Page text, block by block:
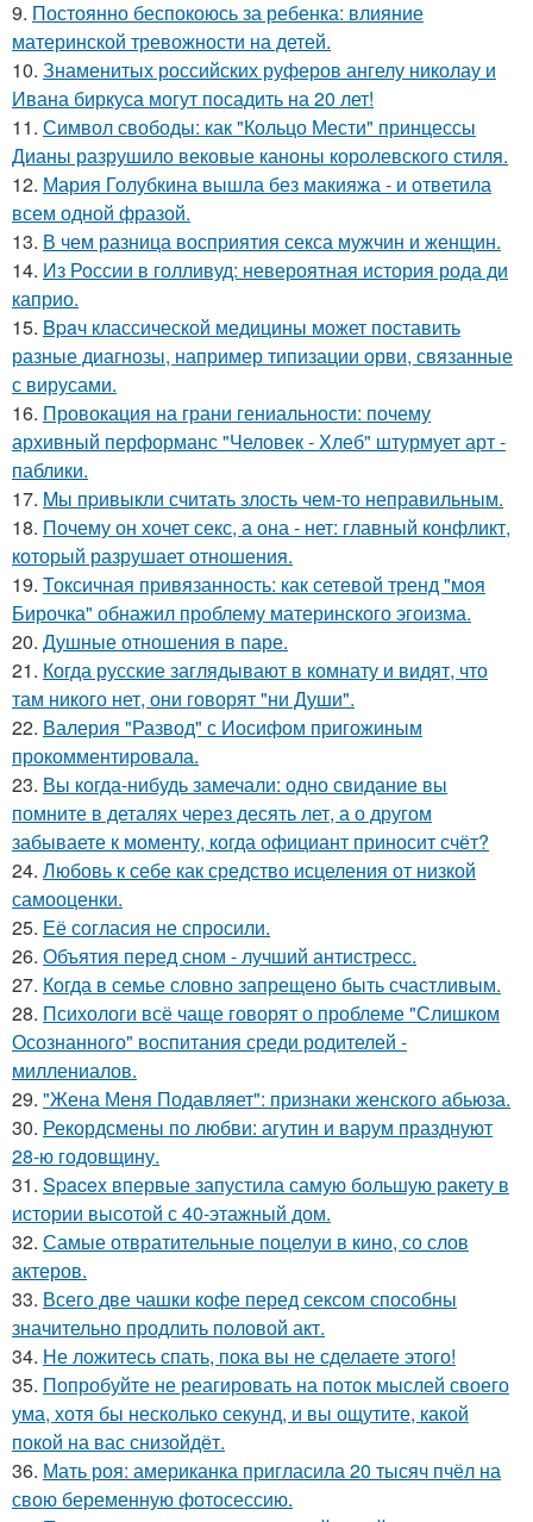
9. Постоянно беспокоюсь за ребенка: влияние
материнской тревожности на детей.
10. Знаменитых российских руферов ангелу николау и
Ивана биркуса могут посадить на 20 лет!
11. Символ свободы: как "Кольцо Мести" принцессы
Дианы разрушило вековые каноны королевского стиля.
12. Мария Голубкина вышла без макияжа - и ответила
всем одной фразой.
13. В чем разница восприятия секса мужчин и женщин.
14. Из России в голливуд: невероятная история рода ди
каприо.
15. Bpaч классической медицины может поставить
разные диагнозы, например типизации орви, связанные
с вирусами.
16. Провокация на грани гениальности: почему
архивный перформанс "Человек - Хлеб" штурмует арт -
паблики.
17. Mы пpивыкли считать злость чем-то неправильным.
18. Почему он хочет секс, а она - нет: главный конфликт,
который разрушает отношения.
19. Токсичная привязанность: как сетевой тренд "моя
Бирочка" обнажил проблему материнского эгоизма.
20. Душные отношения в паре.
21. Когда русские заглядывают в комнату и видят, что
там никого нет, они говорят "ни Души".
22. Валерия "Развод" с Иосифом пригожиным
прокомментировала.
23. Вы когда-нибудь замечали: одно свидание вы
помните в деталях через десять лет, а о другом
забываете к моменту, когда официант приносит счёт?
24. Любовь к себе как средство исцеления от низкой
самооценки.
25. Её согласия не спросили.
26. Объятия перед сном - лучший антистресс.
27. Когда в семье словно запрещено быть счастливым.
28. Психологи всё чаще говорят о проблеме "Слишком
Осознанного" воспитания среди родителей -
миллениалов.
29. "Жена Меня Подавляет": признаки женского абьюза.
30. Рекордсмены по любви: агутин и варум празднуют
28-ю годовщину.
31. Spacex впервые запустила самую большую ракету в
истории высотой с 40-этажный дом.
32. Самые отвратительные поцелуи в кино, со слов
актеров.
33. Всего две чашки кофе перед сексом способны
значительно продлить половой акт.
34. Не ложитесь спать, пока вы не сделаете этого!
35. Попробуйте не реагировать на поток мыслей своего
ума, хотя бы несколько секунд, и вы ощутите, какой
покой на вас снизойдёт.
36. Мать роя: американка пригласила 20 тысяч пчёл на
свою беременную фотосессию.